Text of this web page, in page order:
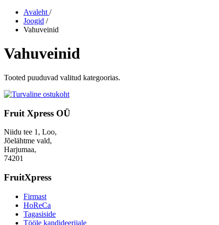
Avaleht /
Joogid /
Vahuveinid
Vahuveinid
Tooted puuduvad valitud kategoorias.
Fruit Xpress OÜ
Niidu tee 1, Loo,
Jõelähtme vald,
Harjumaa,
74201
FruitXpress
Firmast
HoReCa
Tagasiside
Tööle kandideerijale